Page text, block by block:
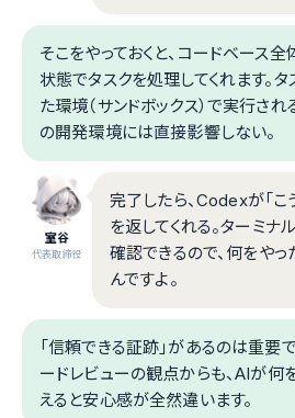
そこをやっておくと、コードベース
状態でタスクを処理してくれます。
た環境（サンドボックス）で実行され
の開発環境には直接影響しない。
室谷
代表取締役
完了したら、Codexが「こ
を返してくれる。ターミナ
確認できるので、何をやっ
んですよ。
「信頼できる証跡」があるのは重要
ードレビューの観点からも、AIが何
えると安心感が全然違います。